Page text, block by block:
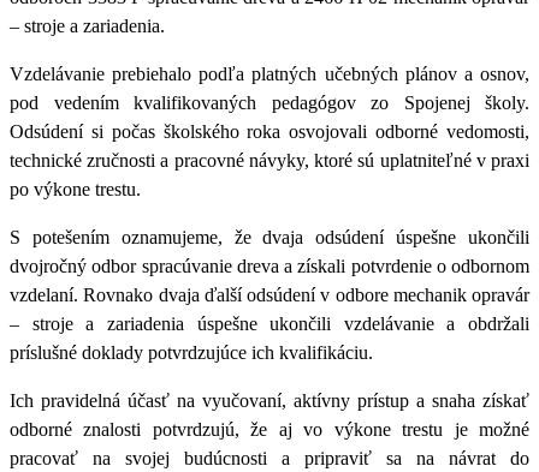
– stroje a zariadenia.
Vzdelávanie prebiehalo podľa platných učebných plánov a osnov,
pod vedením kvalifikovaných pedagógov zo Spojenej školy.
Odsúdení si počas školského roka osvojovali odborné vedomosti,
technické zručnosti a pracovné návyky, ktoré sú uplatniteľné v praxi
po výkone trestu.
S potešením oznamujeme, že dvaja odsúdení úspešne ukončili
dvojročný odbor spracúvanie dreva a získali potvrdenie o odbornom
vzdelaní. Rovnako dvaja ďalší odsúdení v odbore mechanik opravár
– stroje a zariadenia úspešne ukončili vzdelávanie a obdržali
príslušné doklady potvrdzujúce ich kvalifikáciu.
Ich pravidelná účasť na vyučovaní, aktívny prístup a snaha získať
odborné znalosti potvrdzujú, že aj vo výkone trestu je možné
pracovať na svojej budúcnosti a pripraviť sa na návrat do